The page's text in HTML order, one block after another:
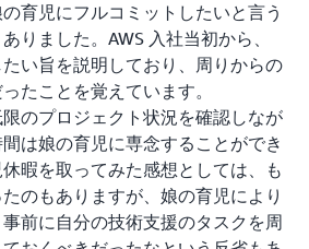
育児にフルコミットしたいと言う
りました。AWS 入社当初から、
い旨を説明しており、周りからの
たことを覚えています。
のプロジェクト状況を確認しなが
は娘の育児に専念することができ
暇を取ってみた感想としては、も
のもありますが、娘の育児により
前に自分の技術支援のタスクを周